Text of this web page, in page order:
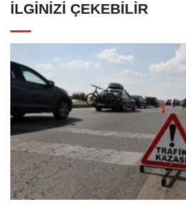
İLGINIZI ÇEKEBILIR